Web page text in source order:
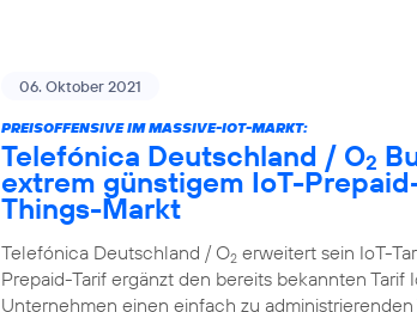
06. Oktober 2021
PREISOFFENSIVE IM MASSIVE-IOT-MARKT:
Telefónica Deutschland / O2
extrem günstigem IoT-
Things-Markt
Telefónica Deutschland / O2 erweitert sein IoT-
Prepaid-Tarif ergänzt den bereits bekannten Tarif
Unternehmen einen einfach zu